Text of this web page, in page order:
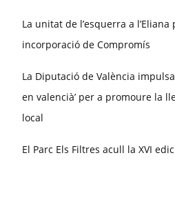
La unitat de l’esquerra a
incorporació de Compromís
La Diputació de València
en valencià’ per a promoure la
local
El Parc Els Filtres acull la XVI